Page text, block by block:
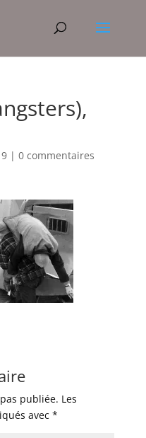
| 0 commentaires
publiée. Les
avec *